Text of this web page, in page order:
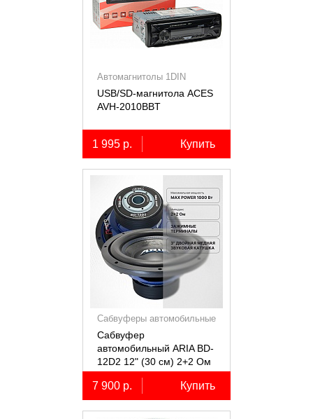
Автомагнитолы 1DIN
USB/SD-магнитола ACES
AVH-2010BBT
1 995 р. Купить
Сабвуферы автомобильные
Сабвуфер
автомобильный ARIA BD-
12D2 12" (30 см) 2+2 Ом
7 900 р. Купить